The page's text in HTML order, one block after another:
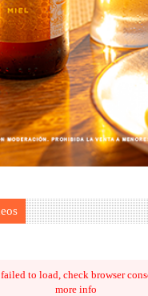
failed to load, check browser
more info